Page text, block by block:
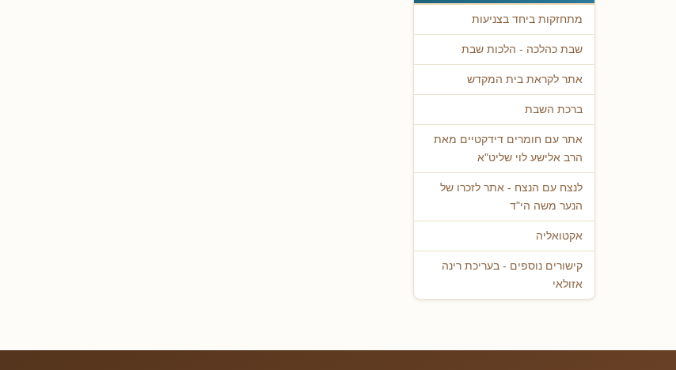
מתחזקות ביחד בצניעות
שבת כהלכה - הלכות שבת
אתר לקראת בית המקדש
ברכת השבת
אתר עם חומרים דידקטיים מאת
הרב אלישע לוי שליט"א
לנצח עם הנצח - אתר לזכרו של
הנער משה הי"ד
אקטואליה
קישורים נוספים - בעריכת רינה
אזולאי